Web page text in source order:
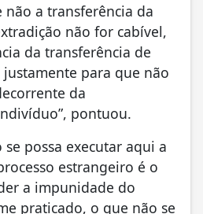
não a transferência da
não for cabível,
da transferência de
justamente para que não
da
pontuou.
possa executar aqui a
estrangeiro é o
a impunidade do
praticado, o que não se